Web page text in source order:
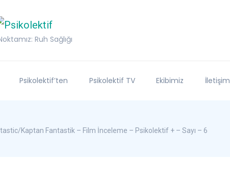
Ruh Sağlığı
Psikolektif’ten Psikolektif TV Ekibimiz İletişim
Kaptan Fantastik – Film İnceleme – Psikolektif + – Sayı – 6